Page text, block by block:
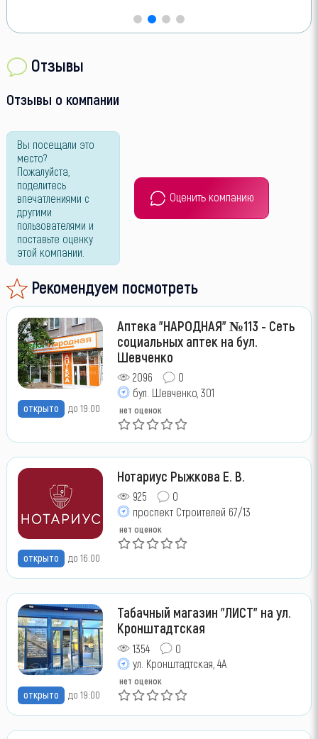
Отзывы
Отзывы о компании
Вы посещали это
место?
Пожалуйста,
поделитесь
впечатлениями с
другими
пользователями и
поставьте оценку
этой компании.
Оценить компанию
Рекомендуем посмотреть
открыто до 19:00
Аптека "НАРОДНАЯ" №113 - Сеть
социальных аптек на бул.
Шевченко
2096
0
бул. Шевченко, 301
нет оценок
открыто до 16:00
Нотариус Рыжкова Е. В.
925
0
проспект Строителей 67/13
нет оценок
открыто до 19:00
Табачный магазин "ЛИСТ" на ул.
Кронштадтская
1354
0
ул. Кронштадтская, 4А
нет оценок